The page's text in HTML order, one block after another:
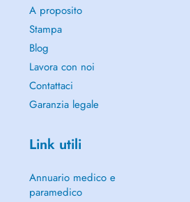
A proposito
Stampa
Blog
Lavora con noi
Contattaci
Garanzia legale
Link utili
Annuario medico e
paramedico